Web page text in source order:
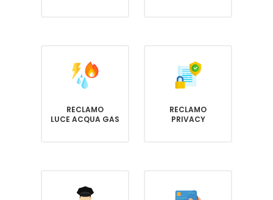
RECLAMO
LUCE ACQUA GAS
RECLAMO
PRIVACY